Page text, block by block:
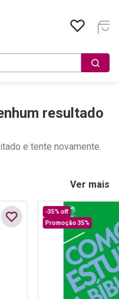
resultado
e tente novamente.
Ver mais
-35% off
Promoção 35%